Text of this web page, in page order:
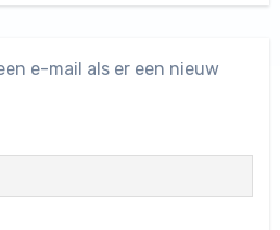
e-mail als er een nieuw